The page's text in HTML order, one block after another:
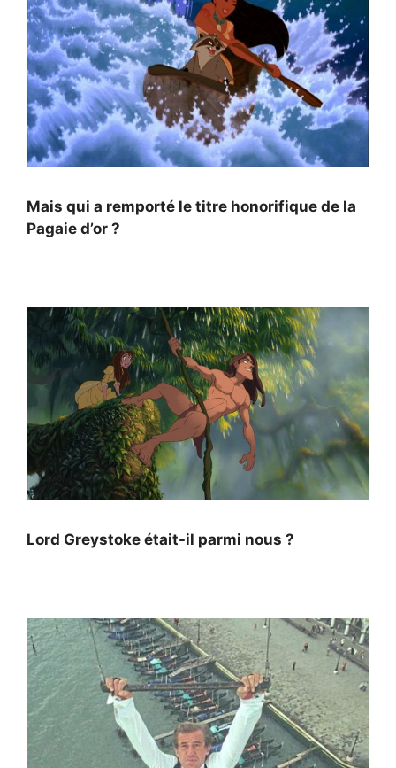
Mais qui a remporté le titre honorifique de la
Pagaie d’or ?
Lord Greystoke était-il parmi nous ?